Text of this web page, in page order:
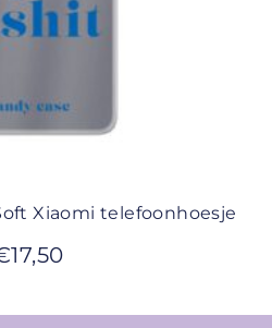
Xiaomi telefoonhoesje
17,50